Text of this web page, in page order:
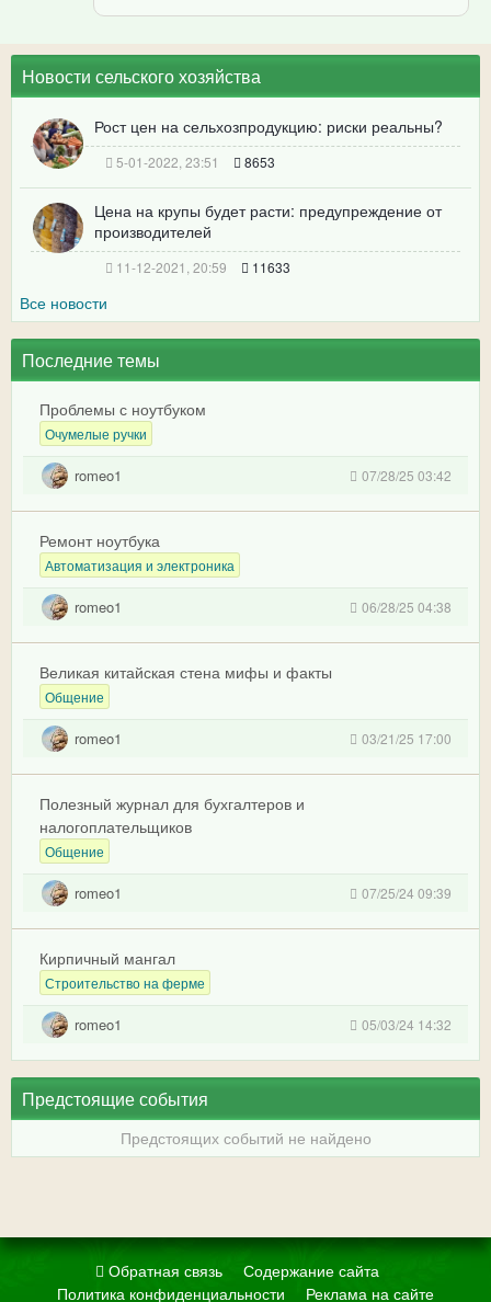
Новости сельского хозяйства
Рост цен на сельхозпродукцию: риски реальны?
5-01-2022, 23:51 8653
Цена на крупы будет расти: предупреждение от
производителей
11-12-2021, 20:59 11633
Все новости
Последние темы
Проблемы с ноутбуком
Очумелые ручки
romeo1 07/28/25 03:42
Ремонт ноутбука
Автоматизация и электроника
romeo1 06/28/25 04:38
Великая китайская стена мифы и факты
Общение
romeo1 03/21/25 17:00
Полезный журнал для бухгалтеров и
налогоплательщиков
Общение
romeo1 07/25/24 09:39
Кирпичный мангал
Строительство на ферме
romeo1 05/03/24 14:32
Предстоящие события
Предстоящих событий не найдено
Обратная связь
Содержание сайта
Политика конфиденциальности
Реклама на сайте